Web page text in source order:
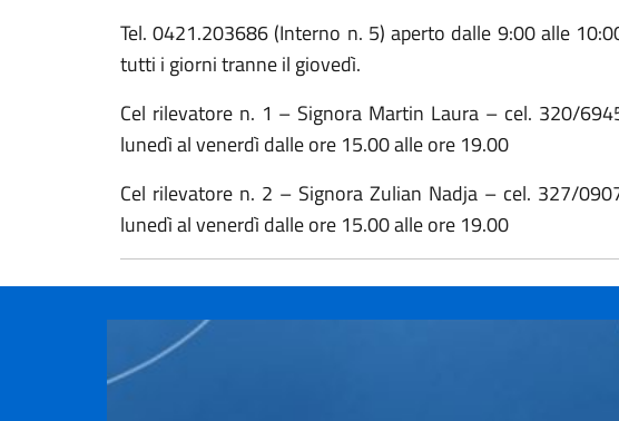
Tel. 0421.203686 (Interno n. 5) aperto dalle 9:00 alle
tutti i giorni tranne il giovedì.
Cel rilevatore n. 1 – Signora Martin Laura – cel. 320/
lunedì al venerdì dalle ore 15.00 alle ore 19.00
Cel rilevatore n. 2 – Signora Zulian Nadja – cel. 327/
lunedì al venerdì dalle ore 15.00 alle ore 19.00